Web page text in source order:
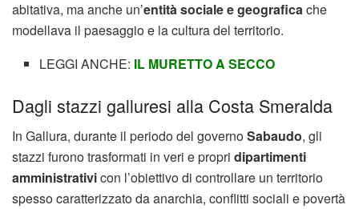
abitativa, ma anche un’entità sociale e geograficache
modellava il paesaggio e la cultura del territorio.
LEGGI ANCHE: IL MURETTO A SECCO
Dagli stazzi galluresi alla Costa Smeralda
In Gallura, durante il periodo del governoSabaudo, gli
stazzi furono trasformati in veri e propri dipartimenti
amministrativicon l’obiettivo di controllare un territorio
spesso caratterizzato da anarchia, conflitti sociali e povertà